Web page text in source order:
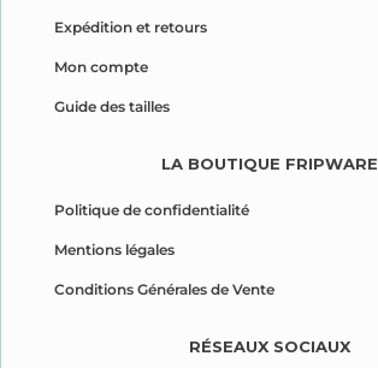
Expédition et retours
Mon compte
Guide des tailles
LA BOUTIQUE FRIPWARE
Politique de confidentialité
Mentions légales
Conditions Générales de Vente
RÉSEAUX SOCIAUX